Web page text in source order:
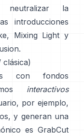
la
introducciones
, Mixing Light y
.
clásica)
con fondos
interactivos
por ejemplo,
y generan una
es GrabCut